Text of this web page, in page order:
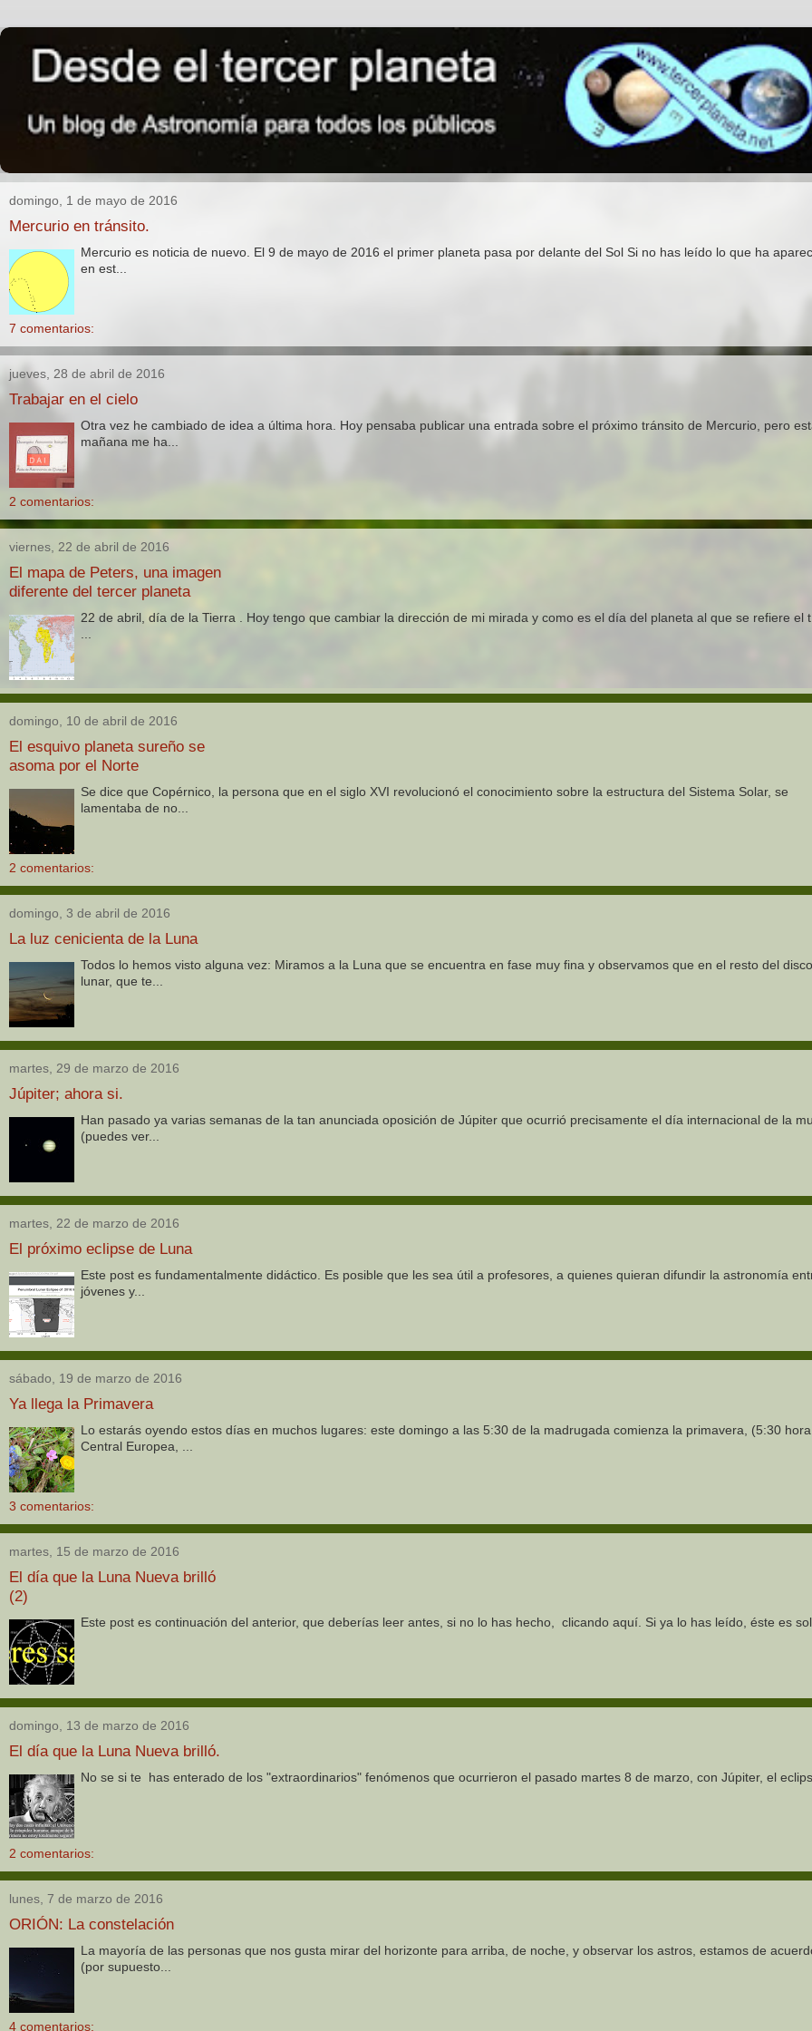
domingo, 1 de mayo de 2016
Mercurio en tránsito.
Mercurio es noticia de nuevo. El 9 de mayo de 2016 el primer planeta pasa por delante del Sol Si no has leído lo que ha
en est...
7 comentarios:
jueves, 28 de abril de 2016
Trabajar en el cielo
Otra vez he cambiado de idea a última hora. Hoy pensaba publicar una entrada sobre el próximo tránsito de Mercurio, pero
mañana me ha...
2 comentarios:
viernes, 22 de abril de 2016
El mapa de Peters, una imagen
diferente del tercer planeta
22 de abril, día de la Tierra . Hoy tengo que cambiar la dirección de mi mirada y como es el día del planeta al que se refiere el
domingo, 10 de abril de 2016
El esquivo planeta sureño se
asoma por el Norte
Se dice que Copérnico, la persona que en el siglo XVI revolucionó el conocimiento sobre la estructura del Sistema Solar, se
lamentaba de no...
2 comentarios:
domingo, 3 de abril de 2016
La luz cenicienta de la Luna
Todos lo hemos visto alguna vez: Miramos a la Luna que se encuentra en fase muy fina y observamos que en el resto del disco
lunar, que te...
martes, 29 de marzo de 2016
Júpiter; ahora si.
Han pasado ya varias semanas de la tan anunciada oposición de Júpiter que ocurrió precisamente el día internacional de la
(puedes ver...
martes, 22 de marzo de 2016
El próximo eclipse de Luna
Este post es fundamentalmente didáctico. Es posible que les sea útil a profesores, a quienes quieran difundir la astronomía
jóvenes y...
sábado, 19 de marzo de 2016
Ya llega la Primavera
Lo estarás oyendo estos días en muchos lugares: este domingo a las 5:30 de la madrugada comienza la primavera, (5:30 hora
Central Europea, ...
3 comentarios:
martes, 15 de marzo de 2016
El día que la Luna Nueva brilló
(2)
Este post es continuación del anterior, que deberías leer antes, si no lo has hecho, clicando aquí. Si ya lo has leído, éste es
domingo, 13 de marzo de 2016
El día que la Luna Nueva brilló.
No se si te has enterado de los "extraordinarios" fenómenos que ocurrieron el pasado martes 8 de marzo, con Júpiter, el
2 comentarios:
lunes, 7 de marzo de 2016
ORIÓN: La constelación
La mayoría de las personas que nos gusta mirar del horizonte para arriba, de noche, y observar los astros, estamos de
(por supuesto...
4 comentarios: